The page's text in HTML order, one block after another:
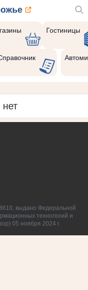
Гостиницы
нет
выдано Федеральной
технологий и
05 ноября 2024 г.